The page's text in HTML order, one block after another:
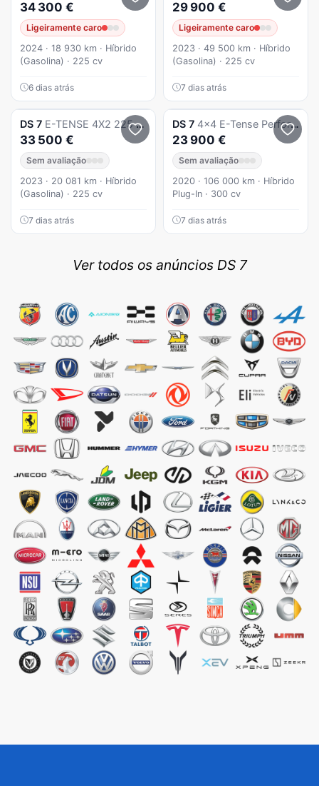
34 300 €
Ligeiramente caro
2024 · 18 930 km · Híbrido
(Gasolina) · 225 cv
6 dias atrás
29 900 €
Ligeiramente caro
2023 · 49 500 km · Híbrido
(Gasolina) · 225 cv
7 dias atrás
DS 7 E-TENSE 4X2 225 PERFORMANCE LINE
33 500 €
Sem avaliação
2023 · 20 081 km · Híbrido
(Gasolina) · 225 cv
7 dias atrás
DS 7 4x4 E-Tense Performance Line+ EAT8
23 900 €
Sem avaliação
2020 · 106 000 km · Híbrido
Plug-In · 300 cv
7 dias atrás
Ver todos os anúncios DS 7